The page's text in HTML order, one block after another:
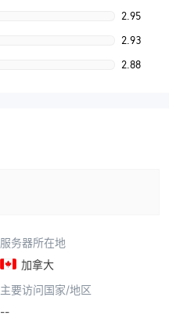
2.95
2.93
2.88
服务器所在地
加拿大
主要访问国家/地区
--